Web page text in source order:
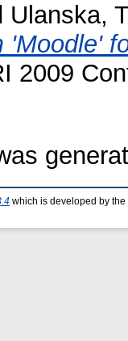
Ulanska,
2009
which is developed by the